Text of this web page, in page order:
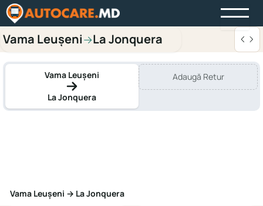
Vama Leușeni→La Jonquera
Vama Leușeni
La Jonquera
Adaugă Retur
Vama Leușeni → La Jonquera